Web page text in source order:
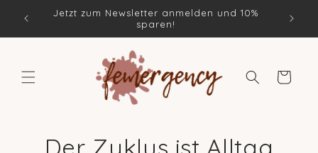
zum
Jetzt zum Newsletter anmelden und 10%
sparen!
Warenkorb
Der Zyklus ist Alltag